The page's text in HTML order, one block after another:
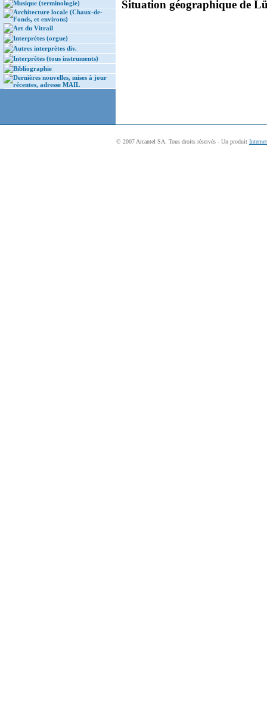
Musique (terminologie)
Architecture locale (Chaux-de-
Fonds, et environs)
Art du Vitrail
Interprètes (orgue)
Autres interprètes div.
Interprètes (tous instruments)
Bibliographie
Dernières nouvelles, mises à jour
récentes, adresse MAIL
Situation géographique de
© 2007 Arcantel SA. Tous droits réservés - Un produit